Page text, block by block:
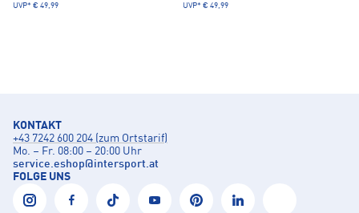
UVP* € 49,99 UVP* € 49,99
KONTAKT
+43 7242 600 204 (zum Ortstarif)
Mo. – Fr. 08:00 – 20:00 Uhr
service.eshop@intersport.at
FOLGE UNS